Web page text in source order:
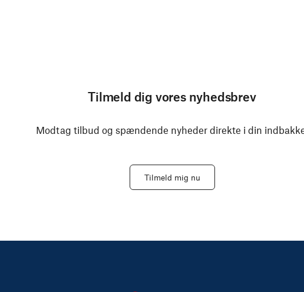
Tilmeld dig vores nyhedsbrev
Modtag tilbud og spændende nyheder direkte i din
Tilmeld mig nu